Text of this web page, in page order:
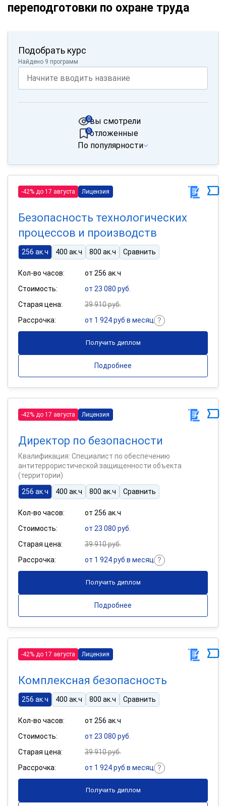
переподготовки по охране труда
Подобрать курс
Найдено 9 программ
вы смотрели
0
отложенные
0
По популярности
-42% до 17 августа Лицензия
Безопасность технологических
процессов и производств
256 ак.ч 400 ак.ч 800 ак.ч Сравнить
Кол-во часов:
от 256 ак.ч
Стоимость:
от 23 080 руб.
Старая цена:
39 910 руб.
Рассрочка:
от 1 924 руб в месяц
Получить диплом
Подробнее
-42% до 17 августа Лицензия
Директор по безопасности
Квалификация: Специалист по обеспечению
антитеррористической защищенности объекта
(территории)
256 ак.ч
400 ак.ч 800 ак.ч Сравнить
Кол-во часов:
от 256 ак.ч
Стоимость:
от 23 080 руб.
Старая цена:
39 910 руб.
Рассрочка:
от 1 924 руб в месяц
Получить диплом
Подробнее
-42% до 17 августа Лицензия
Комплексная безопасность
256 ак.ч 400 ак.ч 800 ак.ч Сравнить
Кол-во часов:
от 256 ак.ч
Стоимость:
от 23 080 руб.
Старая цена:
39 910 руб.
Рассрочка:
от 1 924 руб в месяц
Получить диплом